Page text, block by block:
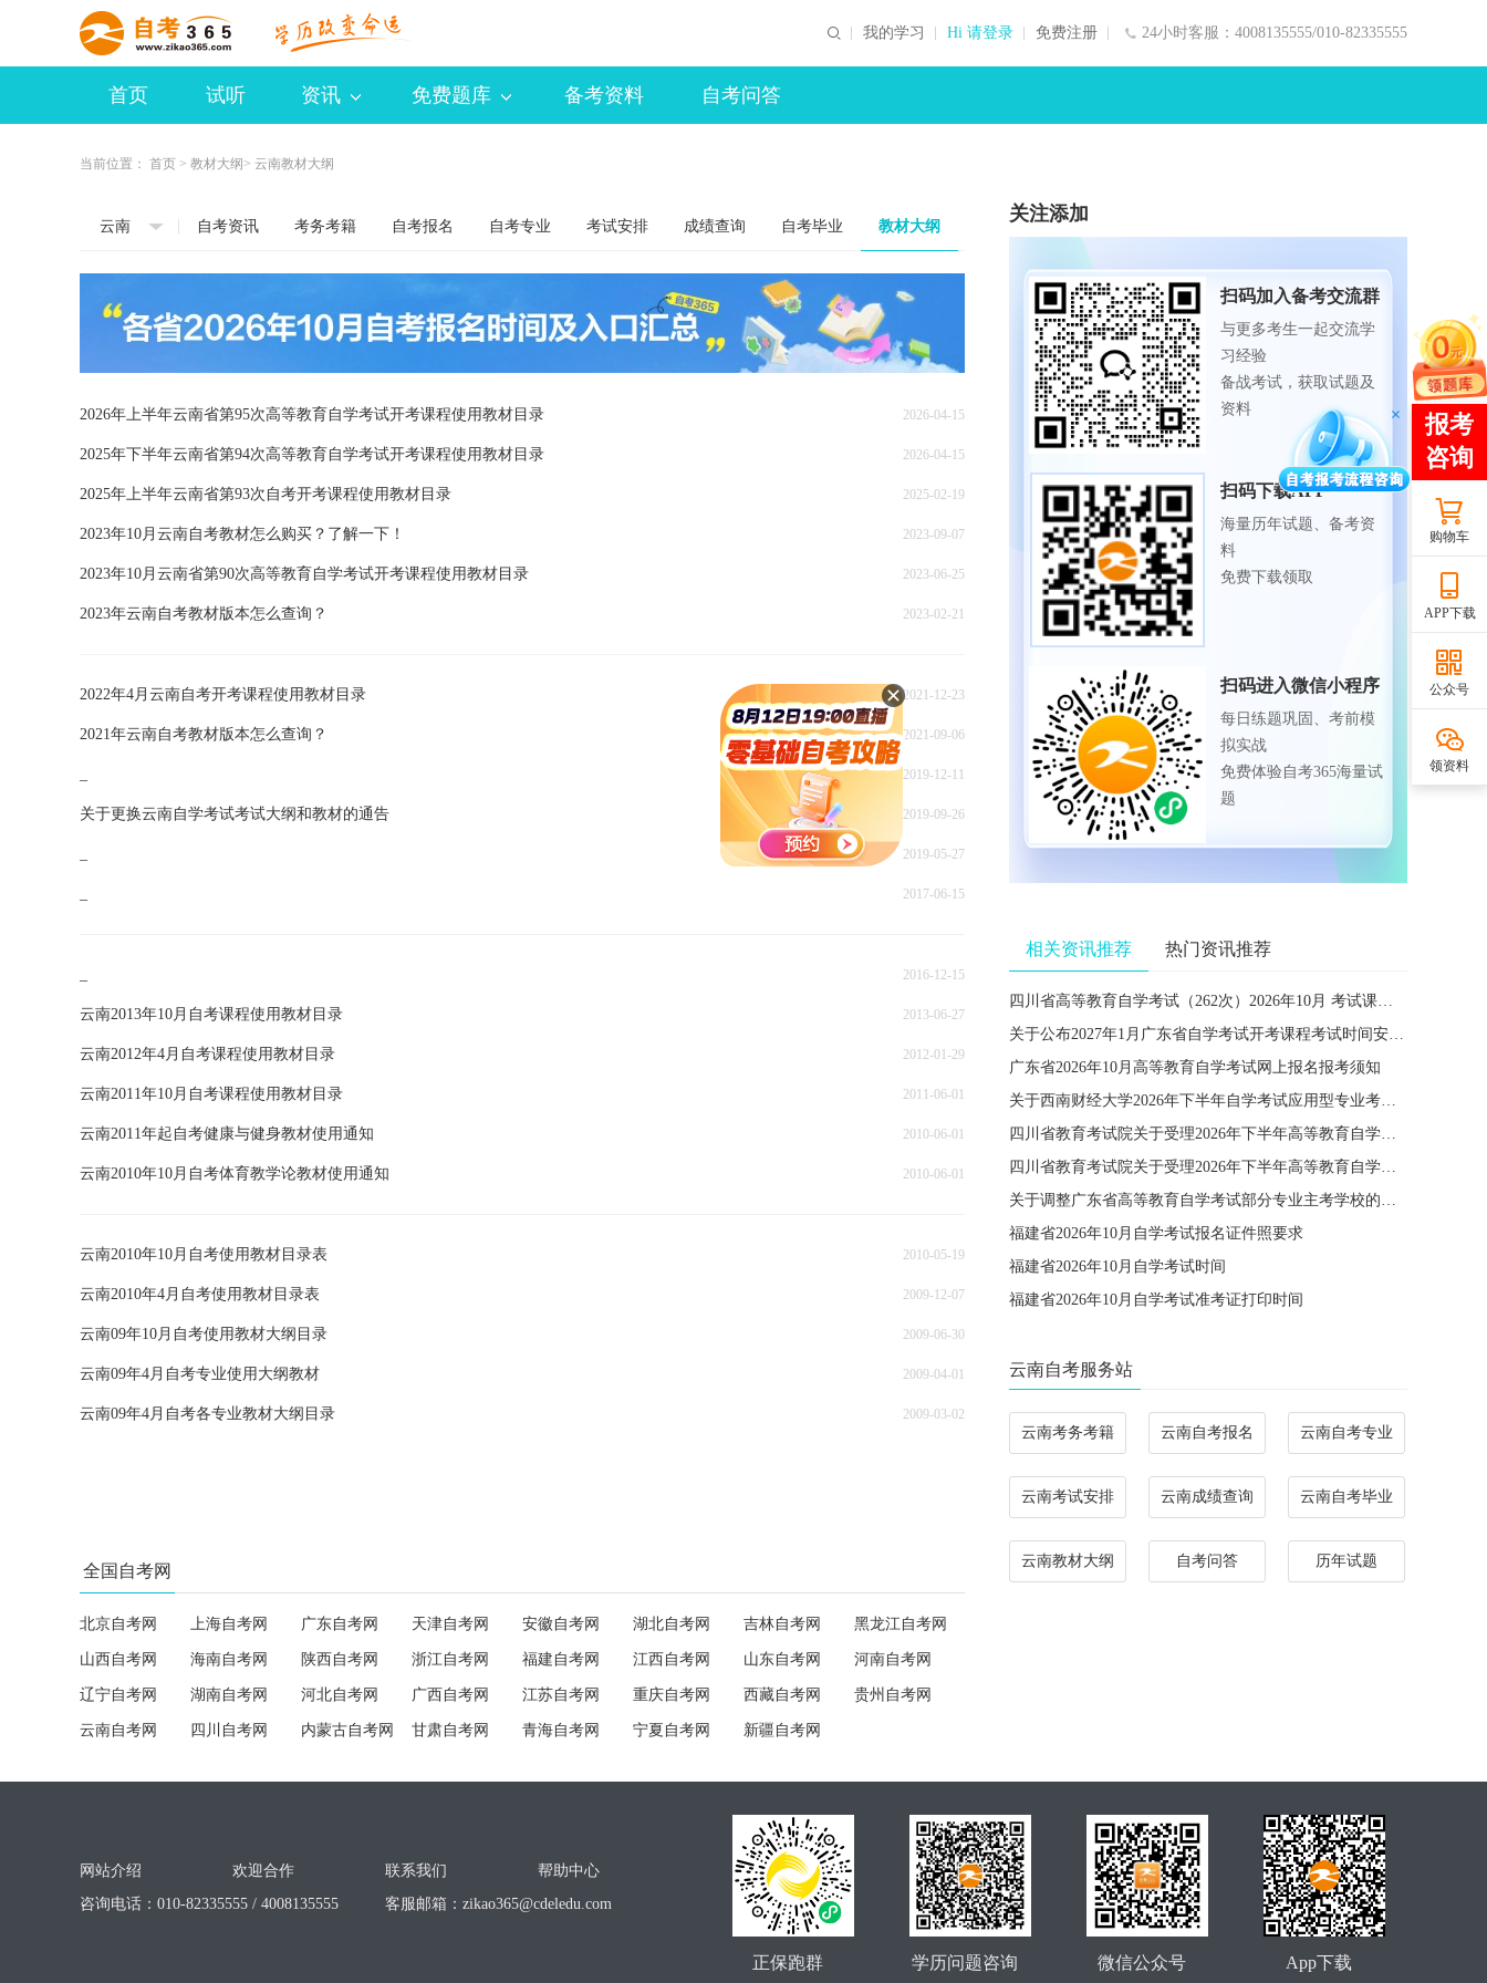
24小时客服：4008135555/010-82335555
我的学习 Hi 请登录 免费注册
首页 试听 资讯 免费题库 备考资料 自考问答
当前位置： 首页 > 教材大纲 > 云南教材大纲
云南 自考资讯 考务考籍 自考报名 自考专业 考试安排 成绩查询 自考毕业 教材大纲
2026年上半年云南省第95次高等教育自学考试开考课程使用教材目录 2026-04-15
2025年下半年云南省第94次高等教育自学考试开考课程使用教材目录 2026-04-15
2025年上半年云南省第93次自考开考课程使用教材目录 2025-02-19
2023年10月云南自考教材怎么购买？了解一下！ 2023-09-07
2023年10月云南省第90次高等教育自学考试开考课程使用教材目录 2023-06-25
2023年云南自考教材版本怎么查询？ 2023-02-21
2022年4月云南自考开考课程使用教材目录 2021-12-23
2021年云南自考教材版本怎么查询？ 2021-09-06
2019-12-11
关于更换云南自学考试考试大纲和教材的通告 2019-09-26
2019-05-27
2017-06-15
2016-12-15
云南2013年10月自考课程使用教材目录 2013-06-27
云南2012年4月自考课程使用教材目录 2012-01-29
云南2011年10月自考课程使用教材目录 2011-06-01
云南2011年起自考健康与健身教材使用通知 2010-06-01
云南2010年10月自考体育教学论教材使用通知 2010-06-01
云南2010年10月自考使用教材目录表 2010-05-19
云南2010年4月自考使用教材目录表 2009-12-07
云南09年10月自考使用教材大纲目录 2009-06-30
云南09年4月自考专业使用大纲教材 2009-04-01
云南09年4月自考各专业教材大纲目录 2009-03-02
全国自考网
北京自考网 上海自考网 广东自考网 天津自考网 安徽自考网 湖北自考网 吉林自考网 黑龙江自考网
山西自考网 海南自考网 陕西自考网 浙江自考网 福建自考网 江西自考网 山东自考网 河南自考网
辽宁自考网 湖南自考网 河北自考网 广西自考网 江苏自考网 重庆自考网 西藏自考网 贵州自考网
云南自考网 四川自考网 内蒙古自考网 甘肃自考网 青海自考网 宁夏自考网 新疆自考网
关注添加
扫码加入备考交流群
与更多考生一起交流学
习经验
备战考试，获取试题及
资料
扫码下载APP
海量历年试题、备考资
料
免费下载领取
扫码进入微信小程序
每日练题巩固、考前模
拟实战
免费体验自考365海量试
题
相关资讯推荐 热门资讯推荐
四川省高等教育自学考试（262次）2026年10月 考试课程简表
关于公布2027年1月广东省自学考试开考课程考试时间安排和使用教材的通知
广东省2026年10月高等教育自学考试网上报名报考须知
关于西南财经大学2026年下半年自学考试应用型专业考籍更改办理的通知
四川省教育考试院关于受理2026年下半年高等教育自学考试省际转考申请的通告
四川省教育考试院关于受理2026年下半年高等教育自学考试考籍更改申请的通告
关于调整广东省高等教育自学考试部分专业主考学校的通知
福建省2026年10月自学考试报名证件照要求
福建省2026年10月自学考试时间
福建省2026年10月自学考试准考证打印时间
云南自考服务站
云南考务考籍 云南自考报名 云南自考专业
云南考试安排 云南成绩查询 云南自考毕业
云南教材大纲 自考问答 历年试题
购物车
APP下载
公众号
领资料
网站介绍 欢迎合作 联系我们
帮助中心
咨询电话：010-82335555 / 4008135555
客服邮箱： zikao365@cdeledu.com
App下载
微信公众号
学历问题咨询
正保跑群